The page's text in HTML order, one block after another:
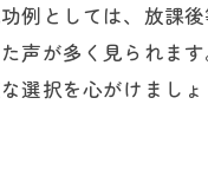
例としては、放課
声が多く見られま
選択を心がけましょ